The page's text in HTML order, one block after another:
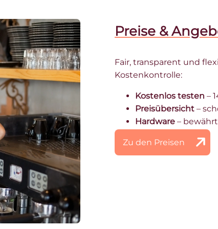
Preise &
Fair, transparent und
Kostenkontrolle:
Kostenlos testen –
Preisübersicht –
Hardware –
Zu den Preisen